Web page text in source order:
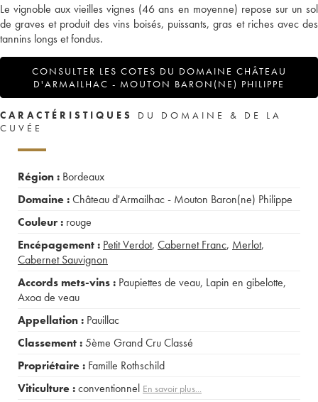
Le vignoble aux vieilles vignes (46 ans en moyenne) repose sur un sol
de graves et produit des vins boisés, puissants, gras et riches avec des
tannins longs et fondus.
CONSULTER LES COTES DU DOMAINE CHÂTEAU
D'ARMAILHAC - MOUTON BARON(NE) PHILIPPE
CARACTÉRISTIQUES
DU DOMAINE & DE LA
CUVÉE
Région : Bordeaux
Domaine :Château d'Armailhac - Mouton Baron(ne) Philippe
Couleur : rouge
Encépagement : Petit Verdot, Cabernet Franc, Merlot,
Cabernet Sauvignon
Accords mets-vins : Paupiettes de veau, Lapin en gibelotte,
Axoa de veau
Appellation : Pauillac
Classement :5ème Grand Cru Classé
Propriétaire : Famille Rothschild
Viticulture :conventionnel En savoir plus...